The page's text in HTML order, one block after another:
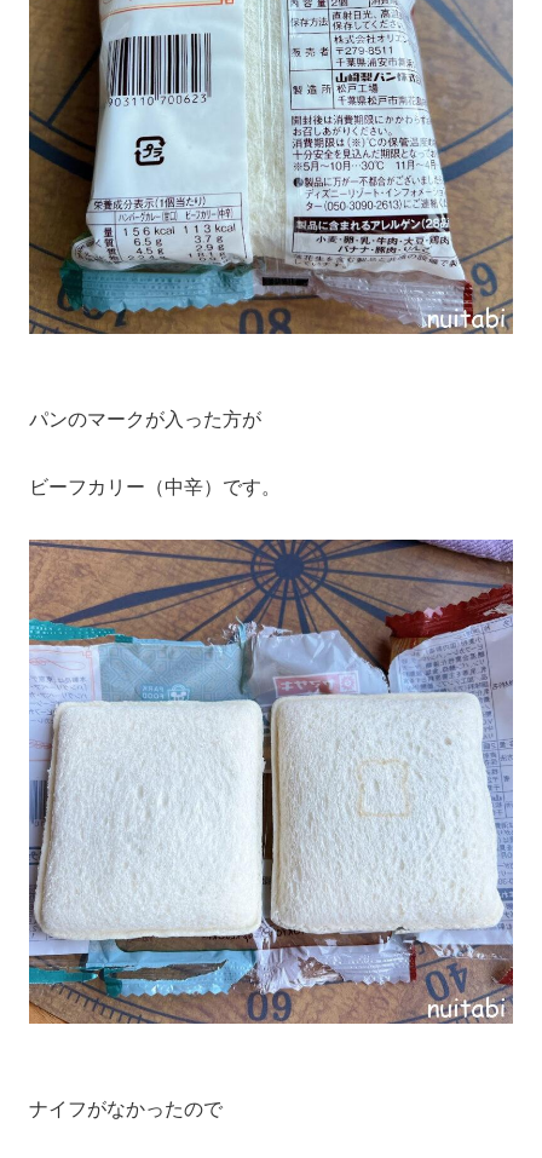
パンのマークが入った方が
ビーフカリー（中辛）です。
ナイフがなかったので